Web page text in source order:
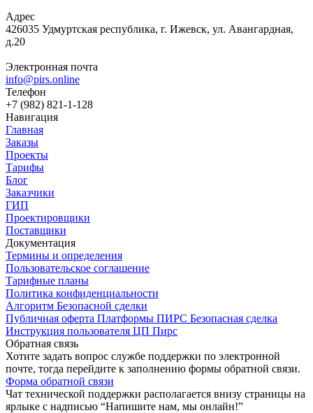
Адрес
426035 Удмуртская республика, г. Ижевск, ул. Авангардная,
д.20
Электронная почта
info@pirs.online
Телефон
+7 (982) 821-1-128
Навигация
Главная
Заказы
Проекты
Тарифы
Блог
Заказчики
ГИП
Проектировщики
Поставщики
Документация
Термины и определения
Пользовательское соглашение
Тарифные планы
Политика конфиденциальности
Алгоритм Безопасной сделки
Публичная оферта Платформы ПИРС Безопасная сделка
Инструкция пользователя ЦП Пирс
Обратная связь
Хотите задать вопрос службе поддержки по электронной
почте, тогда перейдите к заполнению формы обратной связи.
Форма обратной связи
Чат технической поддержки располагается внизу страницы на
ярлыке с надписью “Напишите нам, мы онлайн!”